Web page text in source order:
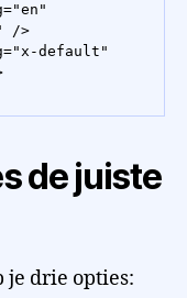
/>
default"
de juiste
je drie opties: